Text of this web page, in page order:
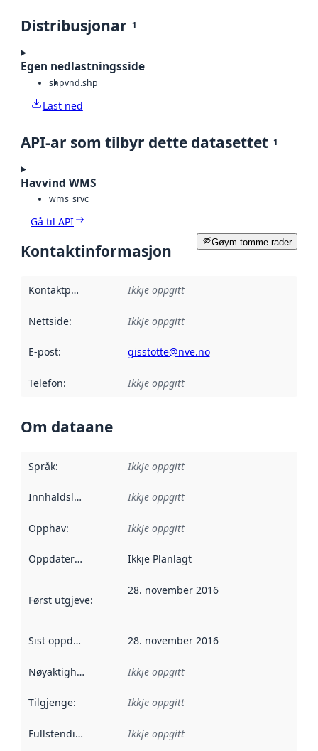
Distribusjonar 1
Egen nedlastningsside
shpvnd.shp
Last ned
API-ar som tilbyr dette datasettet 1
Havvind WMS
wms_srvc
Gå til API
Gøym tomme rader
Kontaktinformasjon
Kontaktpunkt Ikkje oppgitt
Nettside: Ikkje oppgitt
E-post: gisstotte@nve.no
Telefon: Ikkje oppgitt
Om dataane
Språk: Ikkje oppgitt
Innhaldsleverandørar :
Ikkje oppgitt
Opphav: Ikkje oppgitt
Oppdateringsfrekvens :
Ikkje Planlagt
Først utgjeve:
28. november 2016
Sist oppdatert 28. november 2016
Nøyaktigheit Ikkje oppgitt
Tilgjenge: Ikkje oppgitt
Fullstendigheit Ikkje oppgitt